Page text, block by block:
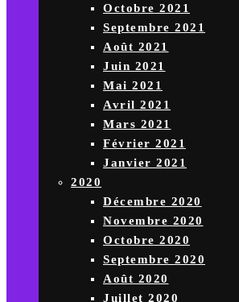
Octobre 2021
Septembre 2021
Août 2021
Juin 2021
Mai 2021
Avril 2021
Mars 2021
Février 2021
Janvier 2021
2020
Décembre 2020
Novembre 2020
Octobre 2020
Septembre 2020
Août 2020
Juillet 2020